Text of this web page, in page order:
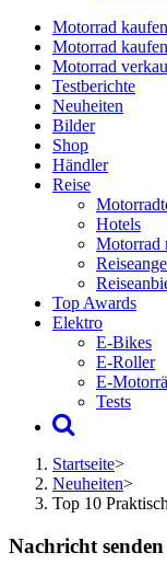
Motorrad kaufen
Motorrad kaufen
Motorrad
Testberichte
Neuheiten
Bilder
Shop
Händler
Reise
Hotels
Motorrad
Top Awards
Elektro
E-Bikes
E-Roller
E-
Tests
Startseite>
Neuheiten>
Top 10
Nachricht senden